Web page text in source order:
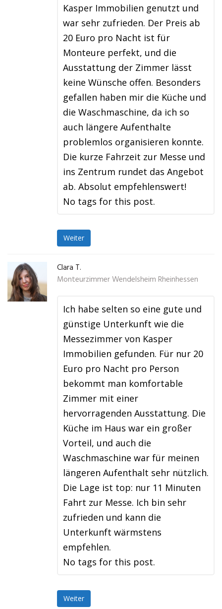
Kasper Immobilien genutzt und
war sehr zufrieden. Der Preis ab
20 Euro pro Nacht ist für
Monteure perfekt, und die
Ausstattung der Zimmer lässt
keine Wünsche offen. Besonders
gefallen haben mir die Küche und
die Waschmaschine, da ich so
auch längere Aufenthalte
problemlos organisieren konnte.
Die kurze Fahrzeit zur Messe und
ins Zentrum rundet das Angebot
ab. Absolut empfehlenswert!
No tags for this post.
Weiter
Clara T.
Monteurzimmer Wendelsheim Rheinhessen
Ich habe selten so eine gute und
günstige Unterkunft wie die
Messezimmer von Kasper
Immobilien gefunden. Für nur 20
Euro pro Nacht pro Person
bekommt man komfortable
Zimmer mit einer
hervorragenden Ausstattung. Die
Küche im Haus war ein großer
Vorteil, und auch die
Waschmaschine war für meinen
längeren Aufenthalt sehr nützlich.
Die Lage ist top: nur 11 Minuten
Fahrt zur Messe. Ich bin sehr
zufrieden und kann die
Unterkunft wärmstens
empfehlen.
No tags for this post.
Weiter